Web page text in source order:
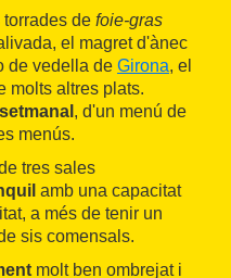
de foie-gras
el magret d'ànec
de vedella de Girona, el
molts altres plats.
, d'un menú de
menús.
tres sales
amb una capacitat
a més de tenir un
sis comensals.
molt ben ombrejat i